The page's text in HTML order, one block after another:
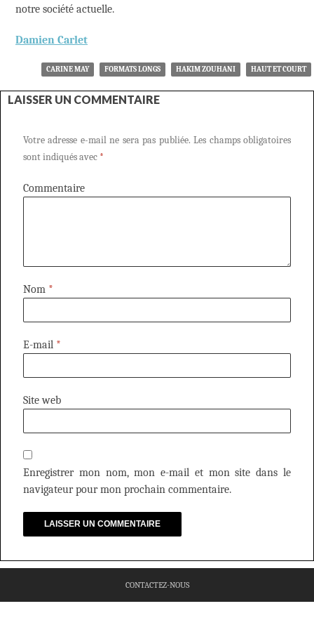
notre société actuelle.
Damien Carlet
CARINE MAY FORMATS LONGS HAKIM ZOUHANI HAUT ET COURT
LAISSER UN COMMENTAIRE
Votre adresse e-mail ne sera pas publiée. Les champs obligatoires
sont indiqués avec *
Commentaire
Nom *
E-mail *
Site web
Enregistrer mon nom, mon e-mail et mon site dans le
navigateur pour mon prochain commentaire.
CONTACTEZ-NOUS